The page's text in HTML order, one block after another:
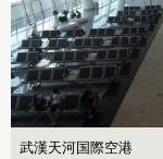
武漢天河国際空港